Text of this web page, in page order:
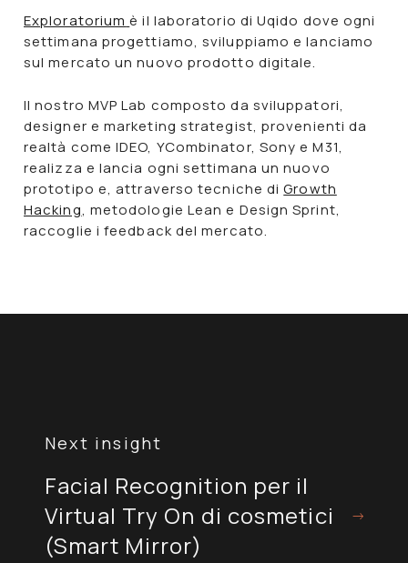
Exploratorium è il laboratorio di Uqido dove ogni
settimana progettiamo, sviluppiamo e lanciamo
sul mercato un nuovo prodotto digitale.
Il nostro MVP Lab composto da sviluppatori,
designer e marketing strategist, provenienti da
realtà come IDEO, YCombinator, Sony e M31,
realizza e lancia ogni settimana un nuovo
prototipo e, attraverso tecniche diGrowth
Hacking, metodologie Lean e Design Sprint,
raccoglie i feedback del mercato.
Facial Recognition per il
Virtual Try On di cosmetici
(Smart Mirror)